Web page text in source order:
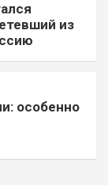
из
особенно